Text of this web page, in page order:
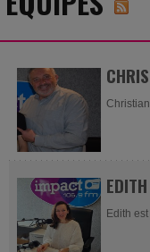
Edith